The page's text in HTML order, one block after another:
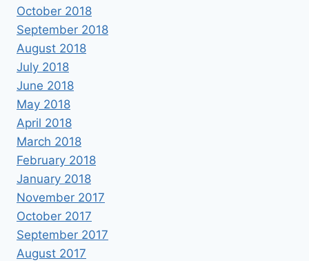
October 2018
September 2018
August 2018
July 2018
June 2018
May 2018
April 2018
March 2018
February 2018
January 2018
November 2017
October 2017
September 2017
August 2017